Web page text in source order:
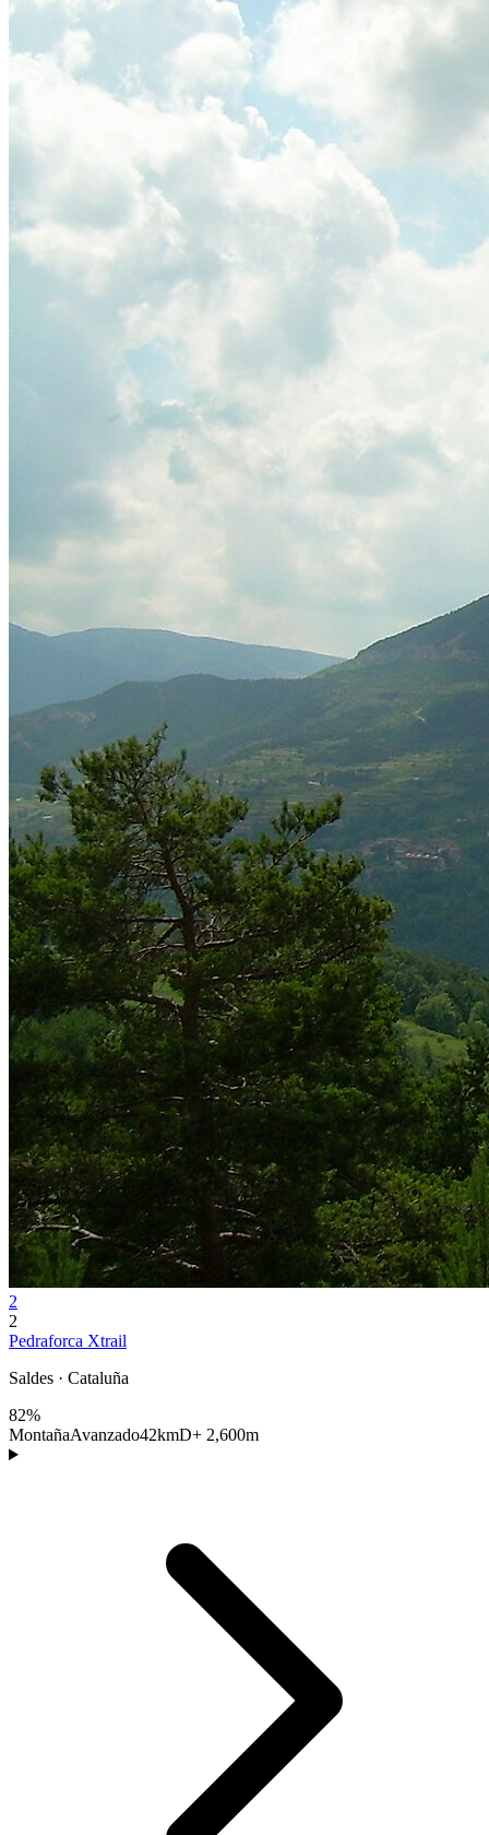
2
2
Pedraforca Xtrail
Saldes · Cataluña
82%
MontañaAvanzado42kmD+ 2,600m